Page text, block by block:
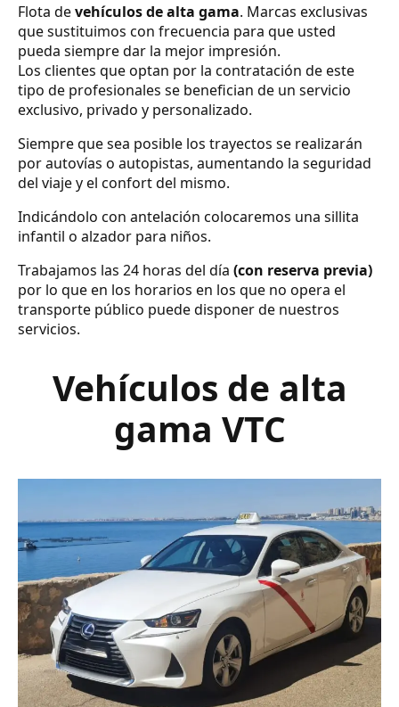
Flota devehículos de alta gama. Marcas exclusivas
que sustituimos con frecuencia para que usted
pueda siempre dar la mejor impresión.
Los clientes que optan por la contratación de este
tipo de profesionales se benefician de un servicio
exclusivo, privado y personalizado.
Siempre que sea posible los trayectos se realizarán
por autovías o autopistas, aumentando la seguridad
del viaje y el confort del mismo.
Indicándolo con antelación colocaremos una sillita
infantil o alzador para niños.
Trabajamos las 24 horas del día (con reserva previa)
por lo que en los horarios en los que no opera el
transporte público puede disponer de nuestros
servicios.
Vehículos de alta
gama VTC